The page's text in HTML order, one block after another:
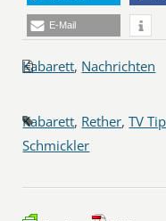
E-Mail
Kabarett, Nachrichten
Kabarett, Rether,TV
Schmickler